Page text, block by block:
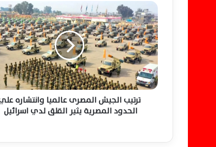
ت
ر
ت
ي
ب
ا
ل
ج
ي
ص
ترتيب الجيش المصرى عالميا وانتشاره
الحدود المصرية يثير القلق لدي اسرائيل